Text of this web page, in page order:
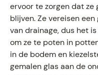
ervoor te zorgen dat ze
blijven. Ze vereisen
van drainage, dus het
om ze te poten in
in de bodem en
gemalen glas aan de